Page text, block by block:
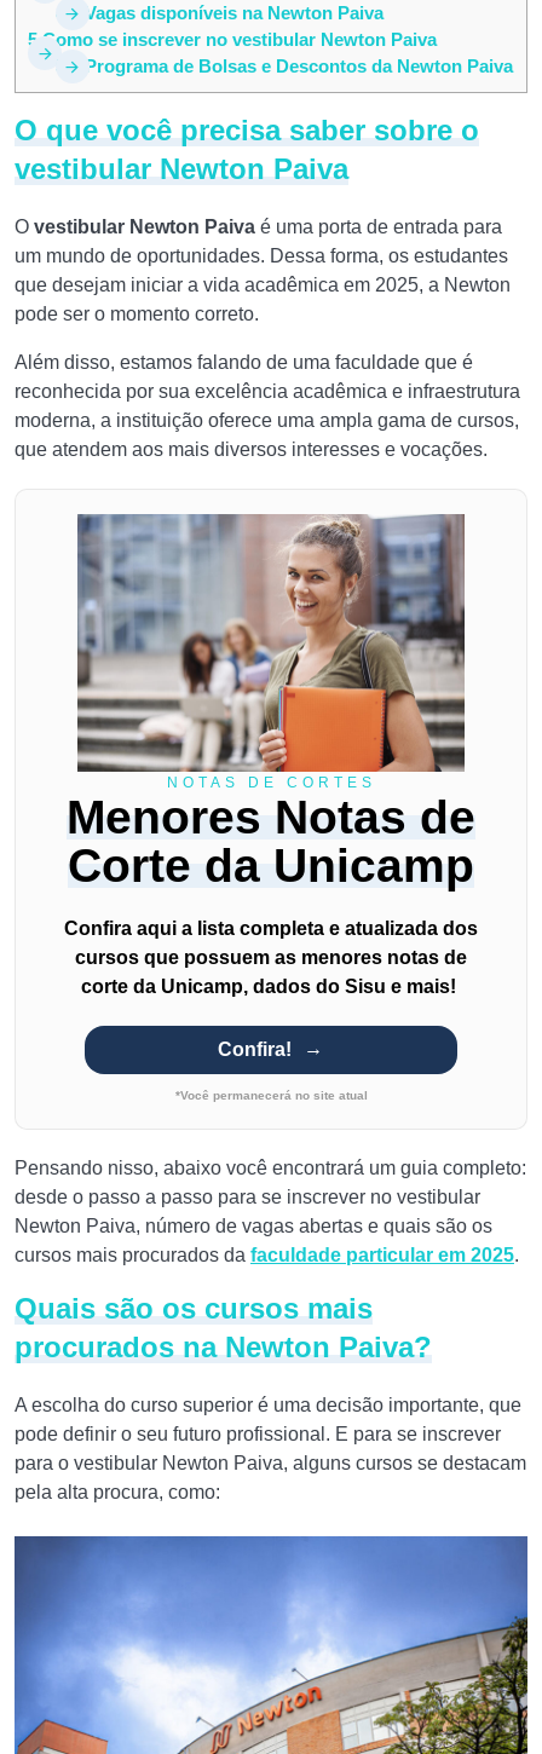
4.1 Vagas disponíveis na Newton Paiva
5 Como se inscrever no vestibular Newton Paiva
5.1 Programa de Bolsas e Descontos da Newton Paiva
O que você precisa saber sobre o
vestibular Newton Paiva
O vestibular Newton Paiva é uma porta de entrada para
um mundo de oportunidades. Dessa forma, os estudantes
que desejam iniciar a vida acadêmica em 2025, a Newton
pode ser o momento correto.
Além disso, estamos falando de uma faculdade que é
reconhecida por sua excelência acadêmica e infraestrutura
moderna, a instituição oferece uma ampla gama de cursos,
que atendem aos mais diversos interesses e vocações.
NOTAS DE CORTES
Menores Notas de
Corte da Unicamp
Confira aqui a lista completa e atualizada dos
cursos que possuem as menores notas de
corte da Unicamp, dados do Sisu e mais!
Confira!
*Você permanecerá no site atual
Pensando nisso, abaixo você encontrará um guia completo:
desde o passo a passo para se inscrever no vestibular
Newton Paiva, número de vagas abertas e quais são os
cursos mais procurados da faculdade particular em 2025.
Quais são os cursos mais
procurados na Newton Paiva?
A escolha do curso superior é uma decisão importante, que
pode definir o seu futuro profissional. E para se inscrever
para o vestibular Newton Paiva, alguns cursos se destacam
pela alta procura, como: